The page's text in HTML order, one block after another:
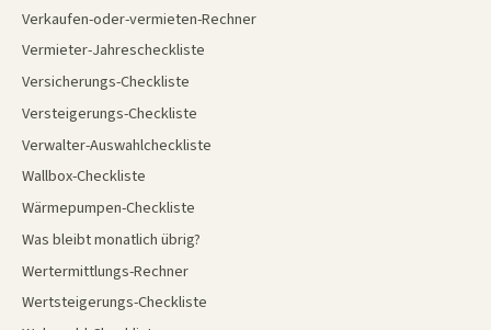
Verkaufen-oder-vermieten-Rechner
Vermieter-Jahrescheckliste
Versicherungs-Checkliste
Versteigerungs-Checkliste
Verwalter-Auswahlcheckliste
Wallbox-Checkliste
Wärmepumpen-Checkliste
Was bleibt monatlich übrig?
Wertermittlungs-Rechner
Wertsteigerungs-Checkliste